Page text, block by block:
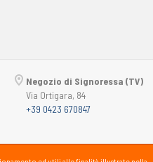
Negozio di Signoressa (TV)
Via Ortigara, 84
+39 0423 670847